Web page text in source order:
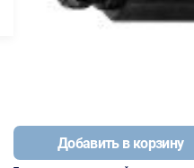
Добавить в корзину